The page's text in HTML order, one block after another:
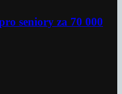
seniory za 70 000